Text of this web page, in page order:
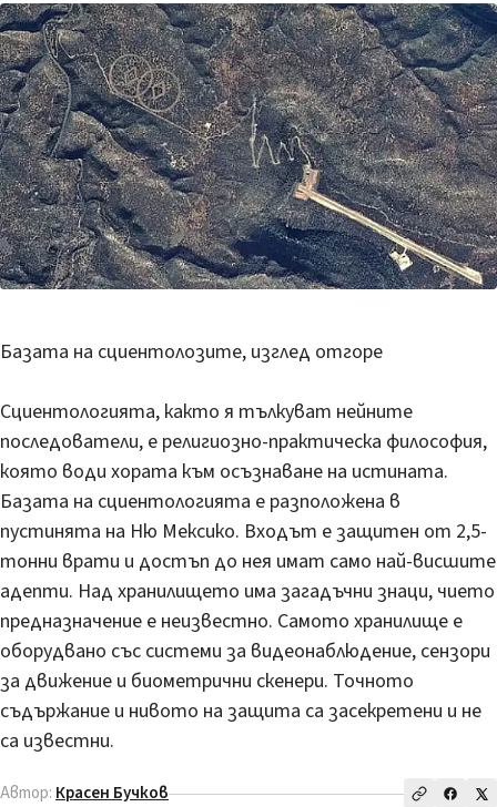
Базата на сциентолозите, изглед отгоре
Сциентологията, както я тълкуват нейните
последователи, е религиозно-практическа философия,
която води хората към осъзнаване на истината.
Базата на сциентологията е разположена в
пустинята на Ню Мексико. Входът е защитен от 2,5-
тонни врати и достъп до нея имат само най-висшите
адепти. Над хранилището има загадъчни знаци, чието
предназначение е неизвестно. Самото хранилище е
оборудвано със системи за видеонаблюдение, сензори
за движение и биометрични скенери. Точното
съдържание и нивото на защита са засекретени и не
са известни.
Автор:Красен Бучков